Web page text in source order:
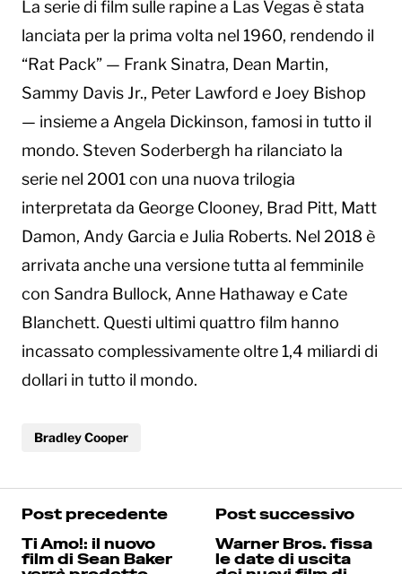
La serie di film sulle rapine a Las Vegas è stata
lanciata per la prima volta nel 1960, rendendo il
“Rat Pack” — Frank Sinatra, Dean Martin,
Sammy Davis Jr., Peter Lawford e Joey Bishop
— insieme a Angela Dickinson, famosi in tutto il
mondo. Steven Soderbergh ha rilanciato la
serie nel 2001 con una nuova trilogia
interpretata da George Clooney, Brad Pitt, Matt
Damon, Andy Garcia e Julia Roberts. Nel 2018 è
arrivata anche una versione tutta al femminile
con Sandra Bullock, Anne Hathaway e Cate
Blanchett. Questi ultimi quattro film hanno
incassato complessivamente oltre 1,4 miliardi di
dollari in tutto il mondo.
Bradley Cooper
Post precedente
Ti Amo!: il nuovo
film di Sean Baker
Post successivo
Warner Bros. fissa
le date di uscita